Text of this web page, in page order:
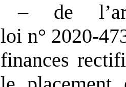
– de
loi n°
finances